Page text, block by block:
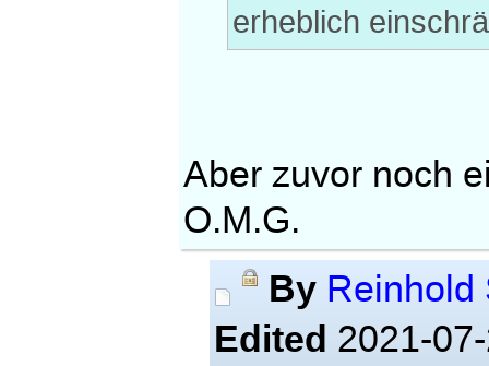
erheblich
Aber zuvor noch
O.M.G.
By Reinhold
Edited 2021-